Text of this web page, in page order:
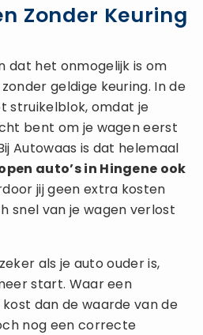
Zonder Keuring
dat het onmogelijk is om
geldige keuring. In de
struikelblok, omdat je
bent om je wagen eerst
Autowaas is dat helemaal
auto’s in Hingene ook
jij geen extra kosten
snel van je wagen verlost
als je auto ouder is,
start. Waar een
dan de waarde van de
nog een correcte